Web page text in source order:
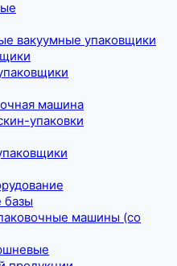
вакуумные упаковщики
машина
упаковки
базы
машины (со